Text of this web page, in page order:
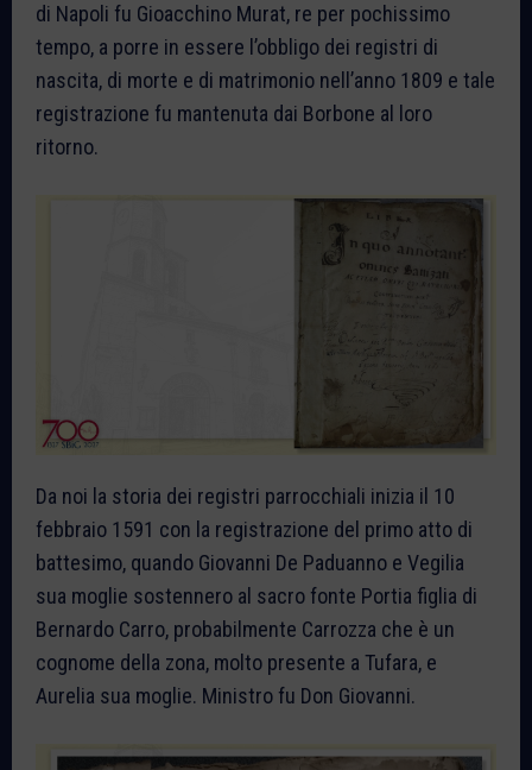
di Napoli fu Gioacchino Murat, re per pochissimo
tempo, a porre in essere l’obbligo dei registri di
nascita, di morte e di matrimonio nell’anno 1809 e tale
registrazione fu mantenuta dai Borbone al loro
ritorno.
Da noi la storia dei registri parrocchiali inizia il 10
febbraio 1591 con la registrazione del primo atto di
battesimo, quando Giovanni De Paduanno e Vegilia
sua moglie sostennero al sacro fonte Portia figlia di
Bernardo Carro, probabilmente Carrozza che è un
cognome della zona, molto presente a Tufara, e
Aurelia sua moglie. Ministro fu Don Giovanni.